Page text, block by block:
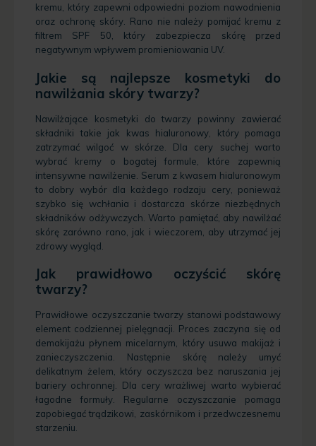
kremu, który zapewni odpowiedni poziom nawodnienia
oraz ochronę skóry. Rano nie należy pomijać kremu z
filtrem SPF 50, który zabezpiecza skórę przed
negatywnym wpływem promieniowania UV.
Jakie są najlepsze kosmetyki do
nawilżania skóry twarzy?
Nawilżające kosmetyki do twarzy powinny zawierać
składniki takie jak kwas hialuronowy, który pomaga
zatrzymać wilgoć w skórze. Dla cery suchej warto
wybrać kremy o bogatej formule, które zapewnią
intensywne nawilżenie. Serum z kwasem hialuronowym
to dobry wybór dla każdego rodzaju cery, ponieważ
szybko się wchłania i dostarcza skórze niezbędnych
składników odżywczych. Warto pamiętać, aby nawilżać
skórę zarówno rano, jak i wieczorem, aby utrzymać jej
zdrowy wygląd.
Jak prawidłowo oczyścić skórę
twarzy?
Prawidłowe oczyszczanie twarzy stanowi podstawowy
element codziennej pielęgnacji. Proces zaczyna się od
demakijażu płynem micelarnym, który usuwa makijaż i
zanieczyszczenia. Następnie skórę należy umyć
delikatnym żelem, który oczyszcza bez naruszania jej
bariery ochronnej. Dla cery wrażliwej warto wybierać
łagodne formuły. Regularne oczyszczanie pomaga
zapobiegać trądzikowi, zaskórnikom i przedwczesnemu
starzeniu.